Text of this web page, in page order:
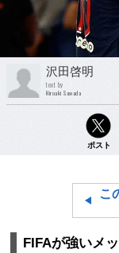
沢田啓明
text by
Hiroaki Sawada
ポスト
こ
FIFAが強いメ